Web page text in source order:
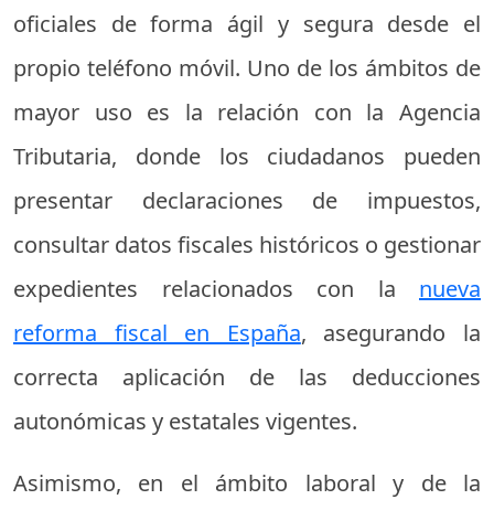
oficiales de forma ágil y segura desde el
propio teléfono móvil. Uno de los ámbitos de
mayor uso es la relación con la Agencia
Tributaria, donde los ciudadanos pueden
presentar declaraciones de impuestos,
consultar datos fiscales históricos o gestionar
expedientes relacionados con la nueva
reforma fiscal en España, asegurando la
correcta aplicación de las deducciones
autonómicas y estatales vigentes.
Asimismo, en el ámbito laboral y de la